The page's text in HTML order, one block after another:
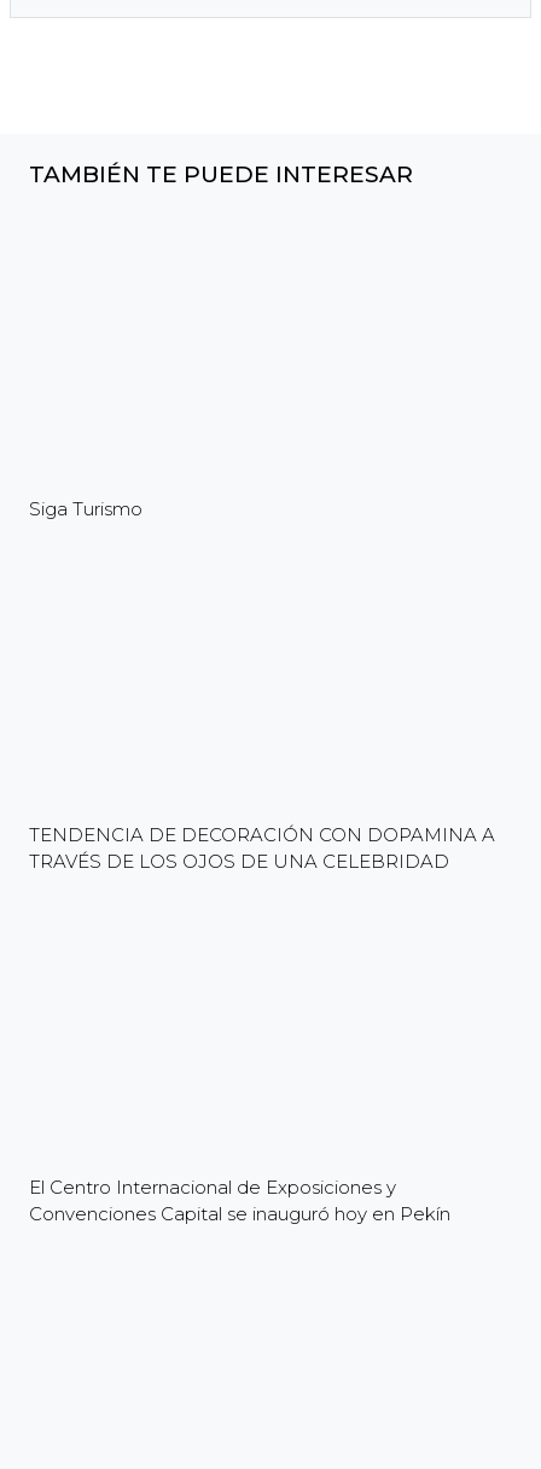
TAMBIÉN TE PUEDE INTERESAR
Siga Turismo
TENDENCIA DE DECORACIÓN CON DOPAMINA A
TRAVÉS DE LOS OJOS DE UNA CELEBRIDAD
El Centro Internacional de Exposiciones y
Convenciones Capital se inauguró hoy en Pekín